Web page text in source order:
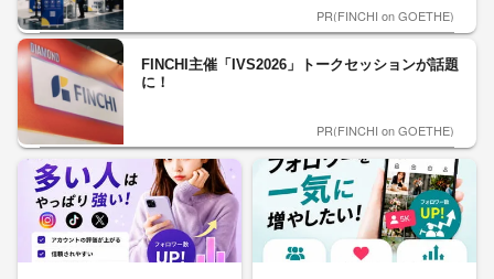
PR(FINCHI on GOETHE)
FINCHI主催「IVS2026」トークセッションが話題
に！
PR(FINCHI on GOETHE)